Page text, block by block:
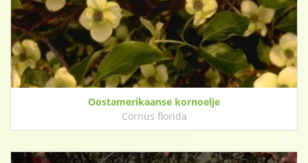
Oostamerikaanse kornoelje
Cornus florida